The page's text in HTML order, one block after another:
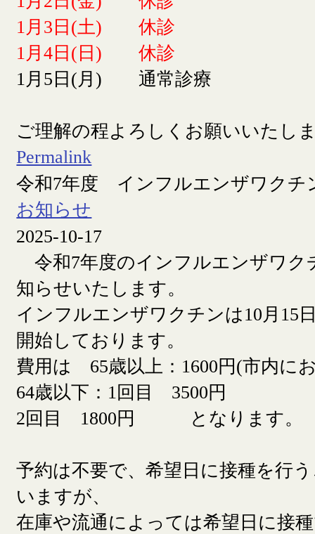
1月3日(土) 休診
1月4日(日) 休診
1月5日(月) 通常診療
ご理解の程よろしくお願いいたし
Permalink
令和7年度 インフルエンザワクチ
お知らせ
2025-10-17
令和7年度のインフルエンザワク
知らせいたします。
インフルエンザワクチンは10月15
開始しております。
費用は 65歳以上：1600円(市内に
64歳以下：1回目 3500円
2回目 1800円 となります。
予約は不要で、希望日に接種を行
いますが、
在庫や流通によっては希望日に接